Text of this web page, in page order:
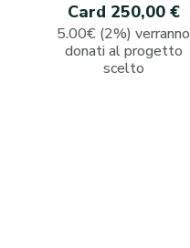
Card 250,00 €
5.00€ (2%) verranno
donati al progetto
scelto